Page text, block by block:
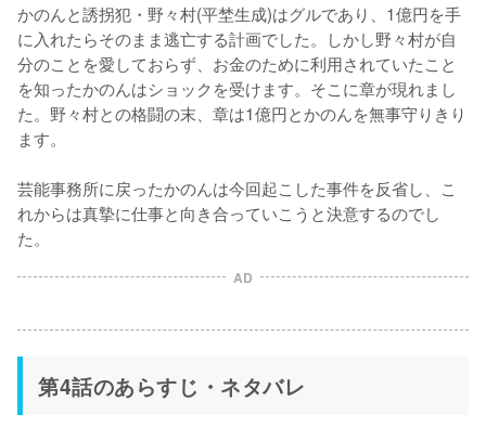
かのんと誘拐犯・野々村(平埜生成)はグルであり、1億円を手
に入れたらそのまま逃亡する計画でした。しかし野々村が自
分のことを愛しておらず、お金のために利用されていたこと
を知ったかのんはショックを受けます。そこに章が現れまし
た。野々村との格闘の末、章は1億円とかのんを無事守りきり
ます。
芸能事務所に戻ったかのんは今回起こした事件を反省し、こ
れからは真摯に仕事と向き合っていこうと決意するのでし
た。
AD
第4話のあらすじ・ネタバレ